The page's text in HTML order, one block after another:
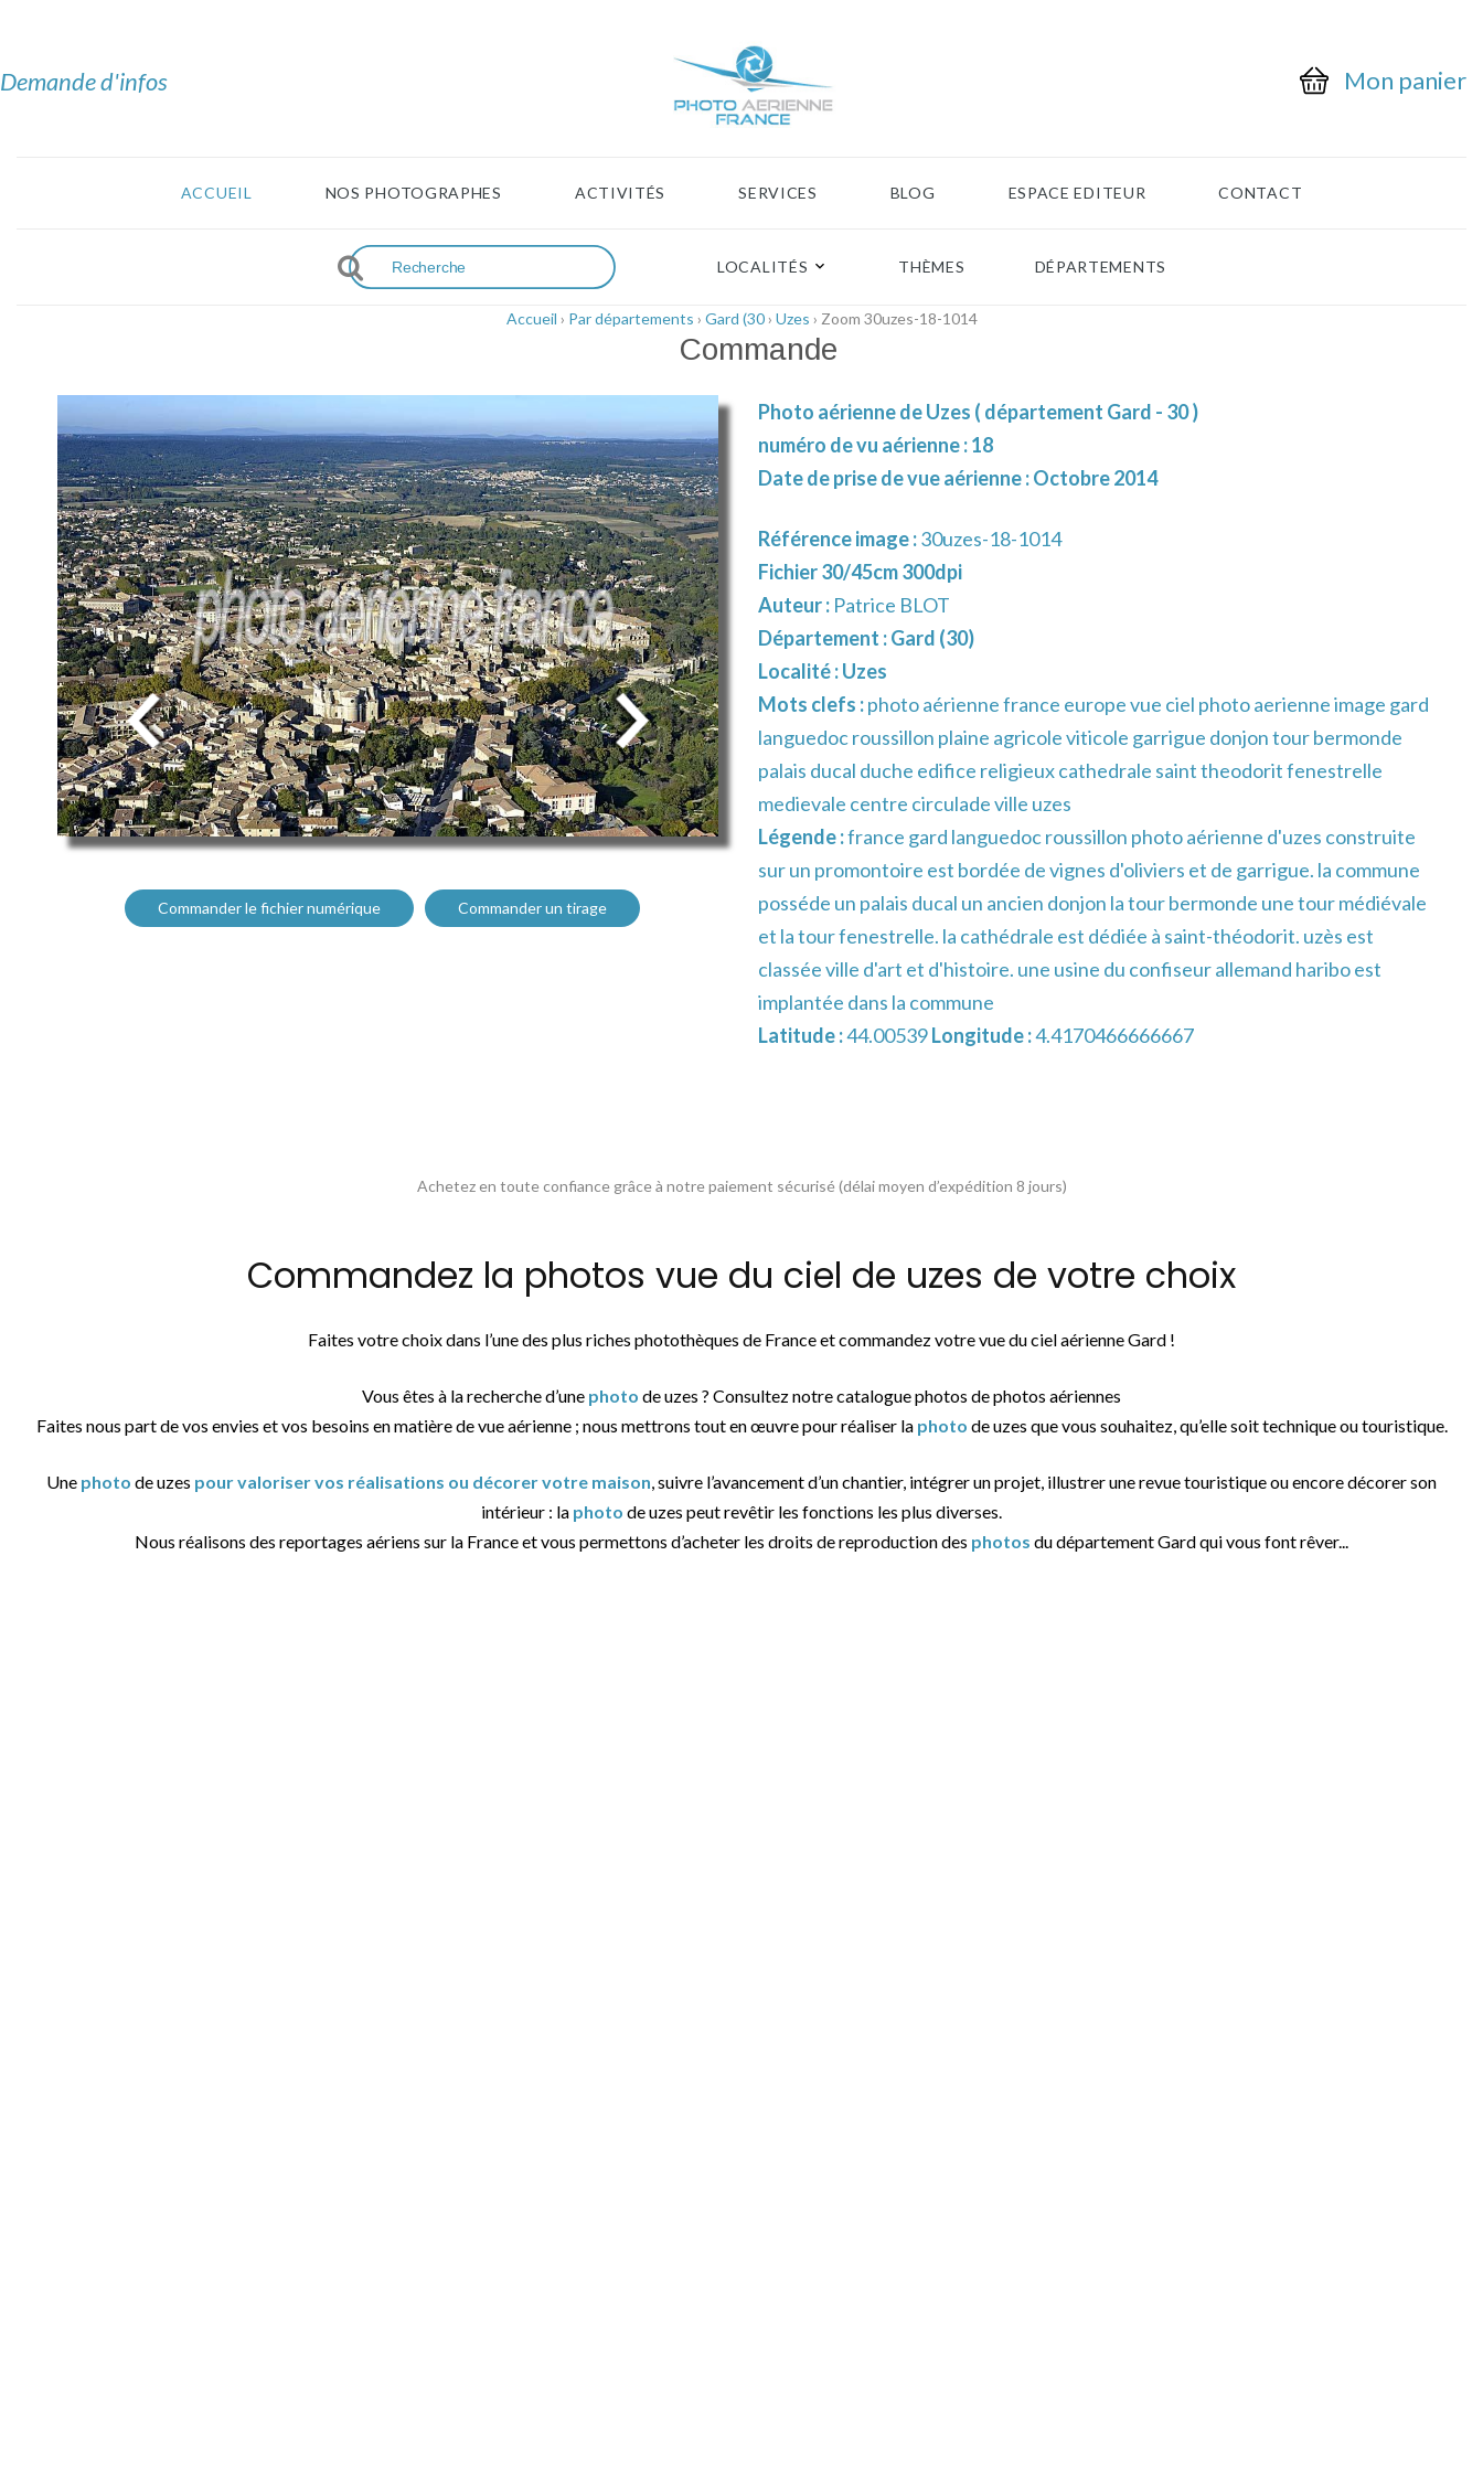
Demande d'infos Mon panier
ACCUEIL NOS PHOTOGRAPHES ACTIVITÉS SERVICES BLOG ESPACE EDITEUR CONTACT
LOCALITÉS THÈMES DÉPARTEMENTS
Accueil › Par départements › Gard (30› Uzes › Zoom 30uzes-18-1014
Commande
Commander le fichier numérique Commander un tirage
Photo aérienne de Uzes ( département Gard - 30 )
numéro de vu aérienne : 18
Date de prise de vue aérienne : Octobre 2014
Référence image :30uzes-18-1014
Fichier 30/45cm 300dpi
Auteur : Patrice BLOT
Département :Gard (30)
Localité :Uzes
Mots clefs :photo aérienne france europe vue ciel photo aerienne image gard
languedoc roussillon plaine agricole viticole garrigue donjon tour bermonde
palais ducal duche edifice religieux cathedrale saint theodorit fenestrelle
medievale centre circulade ville uzes
Légende :france gard languedoc roussillon photo aérienne d'uzes construite
sur un promontoire est bordée de vignes d'oliviers et de garrigue. la commune
posséde un palais ducal un ancien donjon la tour bermonde une tour médiévale
et la tour fenestrelle. la cathédrale est dédiée à saint-théodorit. uzès est
classée ville d'art et d'histoire. une usine du confiseur allemand haribo est
implantée dans la commune
Latitude :44.00539Longitude :4.4170466666667
Achetez en toute confiance grâce à notre paiement sécurisé (délai moyen d’expédition 8 jours)
Commandez la photos vue du ciel de uzes de votre choix
Faites votre choix dans l’une des plus riches photothèques de France et commandez votre vue du ciel aérienne Gard !
Vous êtes à la recherche d’une photo de uzes ? Consultez notre catalogue photos de photos aériennes
Faites nous part de vos envies et vos besoins en matière de vue aérienne ; nous mettrons tout en œuvre pour réaliser la photo de uzes que vous souhaitez, qu’elle soit technique ou touristique.
Une photo de uzes pour valoriser vos réalisations ou décorer votre maison, suivre l’avancement d’un chantier, intégrer un projet, illustrer une revue touristique ou encore décorer son
intérieur : la photo de uzes peut revêtir les fonctions les plus diverses.
Nous réalisons des reportages aériens sur la France et vous permettons d’acheter les droits de reproduction des photos du département Gard qui vous font rêver...